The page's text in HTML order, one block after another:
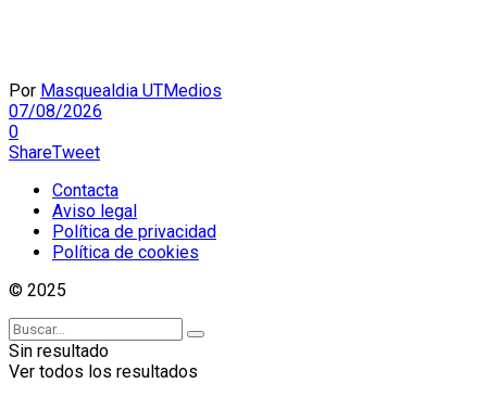
Por Masquealdia UTMedios
07/08/2026
0
ShareTweet
Contacta
Aviso legal
Política de privacidad
Política de cookies
© 2025
Sin resultado
Ver todos los resultados